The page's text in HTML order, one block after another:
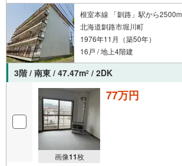
根室本線 「釧路」駅から2500m
北海道釧路市堀川町
1976年11月（築50年）
16戸 / 地上4階建
3階 / 南東 / 47.47m2 / 2DK
画像11枚
77万円